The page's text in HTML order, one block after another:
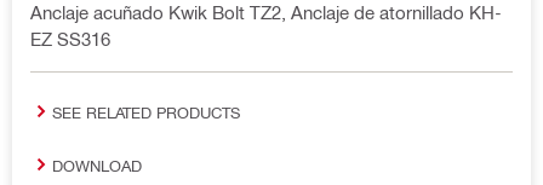
Anclaje acuñado Kwik Bolt TZ2, Anclaje de atornillado KH-
EZ SS316
SEE RELATED PRODUCTS
DOWNLOAD